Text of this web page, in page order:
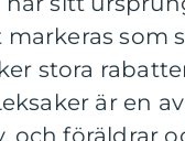
som
stora
är en
och föräldrar